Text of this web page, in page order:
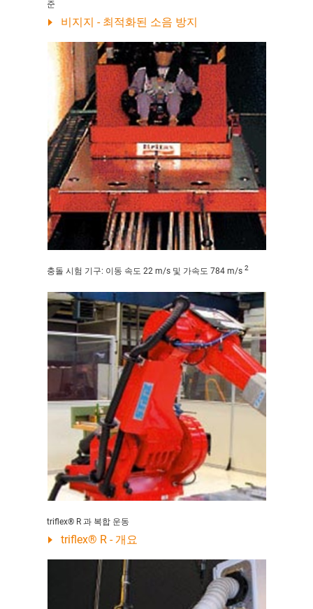
준
비지지 - 최적화된 소음 방지
충돌 시험 기구: 이동 속도 22 m/s 및 가속도 784 m/s 2
triflex® R 과 복합 운동
triflex® R - 개요